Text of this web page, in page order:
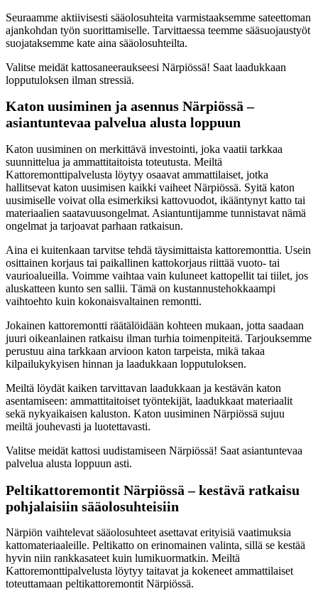
Seuraamme aktiivisesti sääolosuhteita varmistaaksemme sateettoman
ajankohdan työn suorittamiselle. Tarvittaessa teemme sääsuojaustyöt
suojataksemme kate aina sääolosuhteilta.
Valitse meidät kattosaneeraukseesi Närpiössä! Saat laadukkaan
lopputuloksen ilman stressiä.
Katon uusiminen ja asennus Närpiössä –
asiantuntevaa palvelua alusta loppuun
Katon uusiminen on merkittävä investointi, joka vaatii tarkkaa
suunnittelua ja ammattitaitoista toteutusta. Meiltä
Kattoremonttipalvelusta löytyy osaavat ammattilaiset, jotka
hallitsevat katon uusimisen kaikki vaiheet Närpiössä. Syitä katon
uusimiselle voivat olla esimerkiksi kattovuodot, ikääntynyt katto tai
materiaalien saatavuusongelmat. Asiantuntijamme tunnistavat nämä
ongelmat ja tarjoavat parhaan ratkaisun.
Aina ei kuitenkaan tarvitse tehdä täysimittaista kattoremonttia. Usein
osittainen korjaus tai paikallinen kattokorjaus riittää vuoto- tai
vaurioalueilla. Voimme vaihtaa vain kuluneet kattopellit tai tiilet, jos
aluskatteen kunto sen sallii. Tämä on kustannustehokkaampi
vaihtoehto kuin kokonaisvaltainen remontti.
Jokainen kattoremontti räätälöidään kohteen mukaan, jotta saadaan
juuri oikeanlainen ratkaisu ilman turhia toimenpiteitä. Tarjouksemme
perustuu aina tarkkaan arvioon katon tarpeista, mikä takaa
kilpailukykyisen hinnan ja laadukkaan lopputuloksen.
Meiltä löydät kaiken tarvittavan laadukkaan ja kestävän katon
asentamiseen: ammattitaitoiset työntekijät, laadukkaat materiaalit
sekä nykyaikaisen kaluston. Katon uusiminen Närpiössä sujuu
meiltä jouhevasti ja luotettavasti.
Valitse meidät kattosi uudistamiseen Närpiössä! Saat asiantuntevaa
palvelua alusta loppuun asti.
Peltikattoremontit Närpiössä – kestävä ratkaisu
pohjalaisiin sääolosuhteisiin
Närpiön vaihtelevat sääolosuhteet asettavat erityisiä vaatimuksia
kattomateriaaleille. Peltikatto on erinomainen valinta, sillä se kestää
hyvin niin rankkasateet kuin lumikuormatkin. Meiltä
Kattoremonttipalvelusta löytyy taitavat ja kokeneet ammattilaiset
toteuttamaan peltikattoremontit Närpiössä.